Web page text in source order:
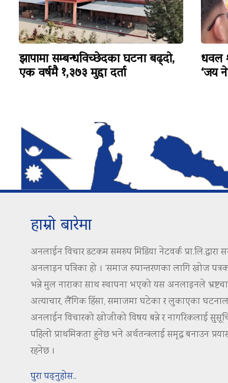
झापामा सम्बन्धविच्छेदका घटना बढ्दो,
एक वर्षमै १,३७३ मुद्दा दर्ता
धवल
‘जय
हाम्रो बारेमा
अनलाईन विचार डटकम समरुप मिडिया नेटवर्क प्रा.लि.द्वारा
अनलाइन पत्रिका हो । ‘समाज रुपान्तरणका लागि खोज
भन्ने मुल नाराका साथ स्थापना भएको यस अनलाइनले
अत्याचार, लैंगिक हिंसा, समाजमा घटेका र लुकाएका
अनलाईन विचारको खोजीको विषय बन्ने र नागरिकलाई
पहिलो प्राथमिकता हुनेछ भने अर्थतन्त्रलाई समृद्ध बनाउन
रहनेछ ।
पुरा पढ्नुहोस..